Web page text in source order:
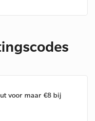
voor maar €8 bij